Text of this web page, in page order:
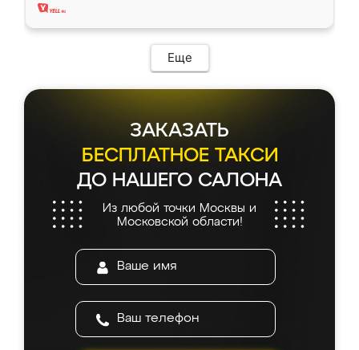
Еще
ЗАКАЗАТЬ
БЕСПЛАТНОЕ ТАКСИ
ДО НАШЕГО САЛОНА
Из любой точки Москвы и
Московской области!